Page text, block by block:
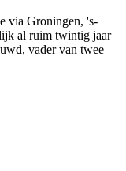
via Groningen, 's-
al ruim twintig jaar
vader van twee